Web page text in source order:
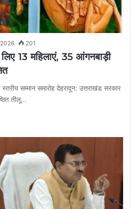
201
13 महिलाएं, 35 आंगनबाड़ी
सम्मान समारोह देहरादून: उत्तराखंड सरकार
तीलू…